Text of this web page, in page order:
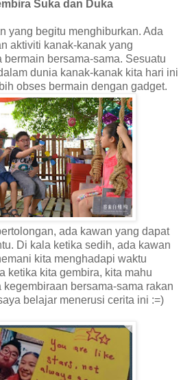
Suka dan Duka
yang begitu menghiburkan. Ada
aktiviti kanak-kanak yang
bermain bersama-sama. Sesuatu
dunia kanak-kanak kita hari ini
obses bermain dengan gadget.
ada kawan yang dapat
Di kala ketika sedih, ada kawan
kita menghadapi waktu
ketika kita gembira, kita mahu
bersama-sama rakan
belajar menerusi cerita ini :=)